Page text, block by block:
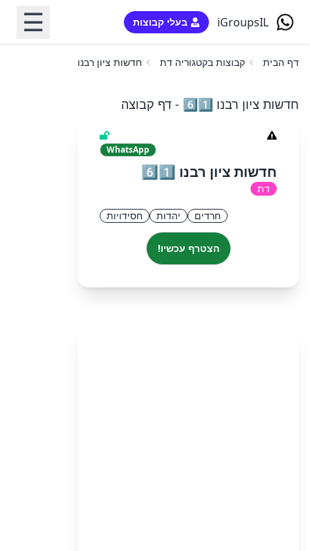
iGroupsIL בעלי קבוצות ☰
דף הבית קבוצות בקטגוריה דת חדשות ציון רבנו 6️⃣1️⃣
חדשות ציון רבנו 6️⃣1️⃣ - דף קבוצה
WhatsApp
חדשות ציון רבנו 6️⃣1️⃣
דת
חרדים יהדות חסידויות
הצטרף עכשיו!